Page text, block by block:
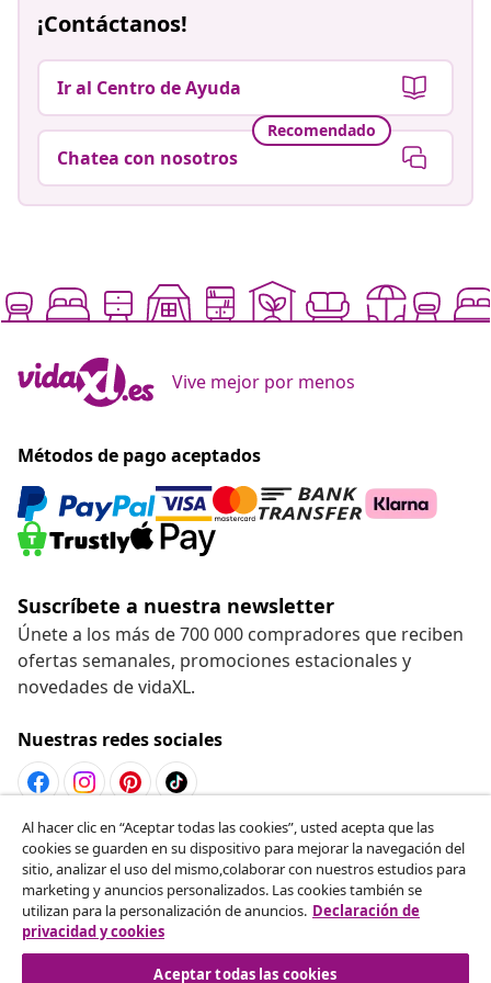
¡Contáctanos!
Ir al Centro de Ayuda
Recomendado
Chatea con nosotros
Vive mejor por menos
Métodos de pago aceptados
Suscríbete a nuestra newsletter
Únete a los más de 700 000 compradores que reciben
ofertas semanales, promociones estacionales y
novedades de vidaXL.
Nuestras redes sociales
Desistir del contrato
Solicita la cancelación de tu pedido.
Desistir del contrato
Al hacer clic en “Aceptar todas las cookies”, usted acepta que las
cookies se guarden en su dispositivo para mejorar la navegación del
sitio, analizar el uso del mismo,colaborar con nuestros estudios para
marketing y anuncios personalizados. Las cookies también se
utilizan para la personalización de anuncios. Declaración de
privacidad y cookies
Aceptar todas las cookies